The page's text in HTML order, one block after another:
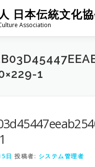
日本伝統文化
Association
ABOUT ACTIVITIES
1
日 投稿者: システム管理者